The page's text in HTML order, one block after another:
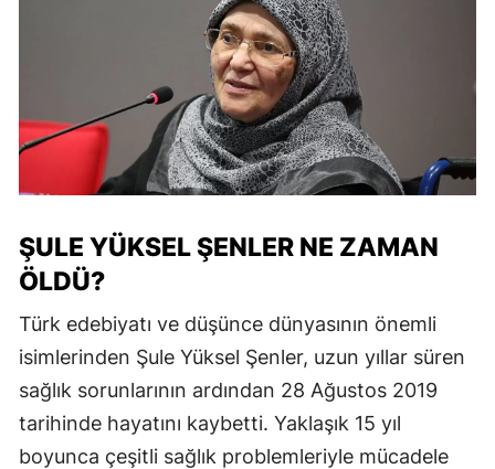
ŞULE YÜKSEL ŞENLER NE ZAMAN
ÖLDÜ?
Türk edebiyatı ve düşünce dünyasının önemli
isimlerinden Şule Yüksel Şenler, uzun yıllar süren
sağlık sorunlarının ardından 28 Ağustos 2019
tarihinde hayatını kaybetti. Yaklaşık 15 yıl
boyunca çeşitli sağlık problemleriyle mücadele